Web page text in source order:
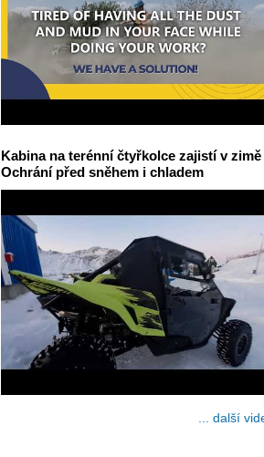
Kabina na terénní čtyřkolce zajistí v
Ochrání před sněhem i chladem
... další